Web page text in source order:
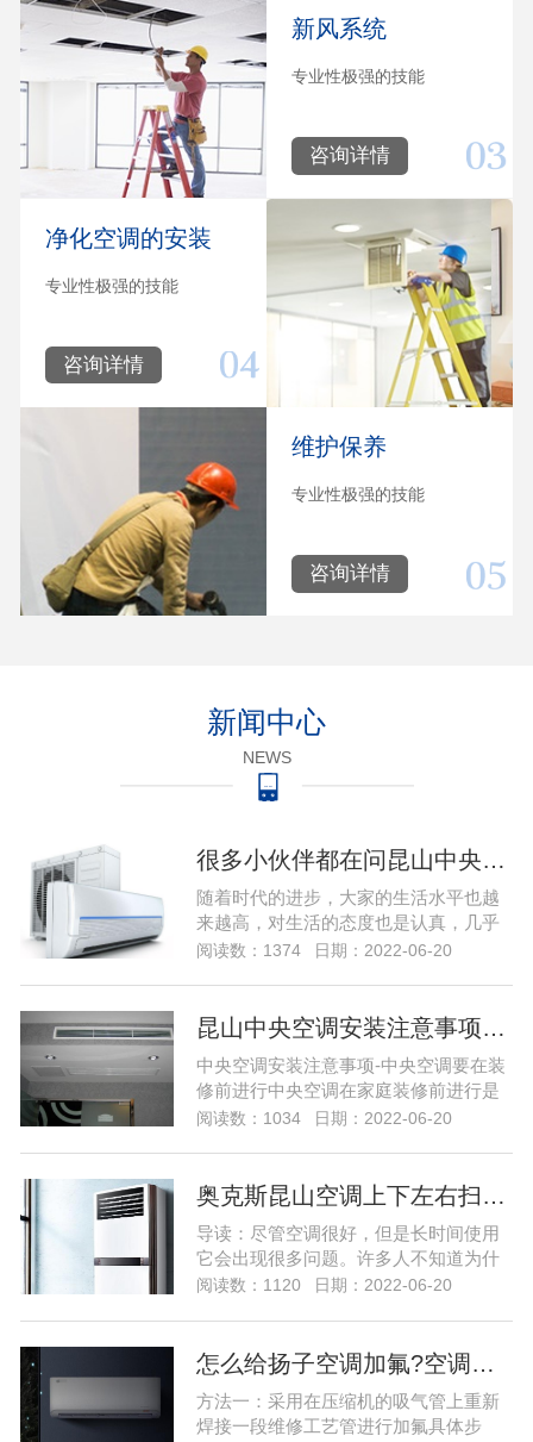
新风系统
专业性极强的技能
咨询详情
净化空调的安装
专业性极强的技能
咨询详情
维护保养
专业性极强的技能
咨询详情
新闻中心
NEWS
很多小伙伴都在问昆山中央空调系统出现问题该怎么维修，那么今天就给大家带来昆山中央空调的维修的教程，下 家用昆山中央空调系统出现故障该怎么维修…
随着时代的进步，大家的生活水平也越
来越高，对生活的态度也是认真，几乎
每个小伙伴家里都有空调，但是有些小
大制冷更快，但是很多小伙伴都在问中
今天就给大家带来中央空调的维修的教
程，下家用中央空调系统出现故...
阅读数：1374 日期：2022-06-20
昆山中央空调安装注意事项…
中央空调安装注意事项-中央空调要在装
修前进行中央空调在家庭装修前进行是
一个必须关注首要条件。家用中央空调
相结合，否则会对后期装修造成影响。
户第一要清楚的，但也并不是说，装修
之后就不能安装...
阅读数：1034 日期：2022-06-20
奥克斯昆山空调上下左右扫风不动怎么弄…
导读：尽管空调很好，但是长时间使用
它会出现很多问题。许多人不知道为什
么空调仍在左右上下扫动。然后，奥克
看一下！ 空调不左右上下扫动的原因之
电和...尽管空调很好，但是长时间使用
它会出现很多...
阅读数：1120 日期：2022-06-20
怎么给扬子空调加氟?空调加氟方法介绍…
方法一：采用在压缩机的吸气管上重新
焊接一段维修工艺管进行加氟具体步